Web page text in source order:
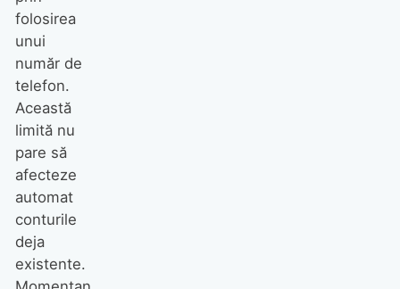
folosirea
unui
număr de
telefon.
Această
limită nu
pare să
afecteze
automat
conturile
deja
existente.